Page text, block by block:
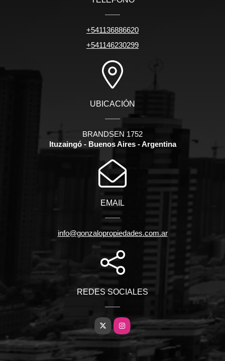
+541136886620
+541146230299
UBICACIÓN
BRANDSEN 1752
Ituzaingó - Buenos Aires - Argentina
EMAIL
info@gonzalopropiedades.com.ar
REDES SOCIALES
X Instagram